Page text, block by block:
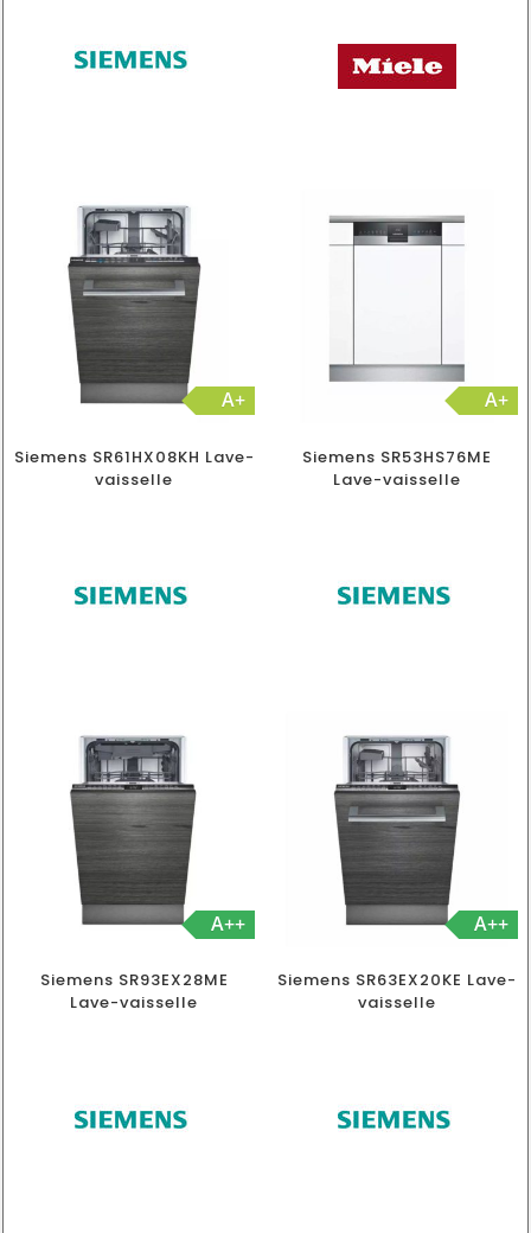
A+
Siemens SR61HX08KH Lave-
vaisselle
A+
Siemens SR53HS76ME
Lave-vaisselle
A++
Siemens SR93EX28ME
Lave-vaisselle
A++
Siemens SR63EX20KE Lave-
vaisselle